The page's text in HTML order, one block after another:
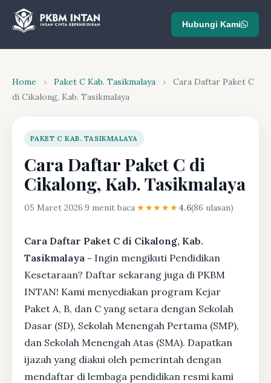
Hubungi Kami
Home › Paket C Kab. Tasikmalaya ›
Cara Daftar Paket C
di Cikalong, Kab. Tasikmalaya
PAKET C KAB. TASIKMALAYA
Cara Daftar Paket C di
Cikalong, Kab. Tasikmalaya
05 Maret 2026·9 menit baca·★★★★★4.6(86 ulasan)
Cara Daftar Paket C di Cikalong, Kab.
Tasikmalaya - Ingin mengikuti Pendidikan
Kesetaraan? Daftar sekarang juga di PKBM
INTAN! Kami menyediakan program Kejar
Paket A, B, dan C yang setara dengan Sekolah
Dasar (SD), Sekolah Menengah Pertama (SMP),
dan Sekolah Menengah Atas (SMA). Dapatkan
ijazah yang diakui oleh pemerintah dengan
mendaftar di lembaga pendidikan resmi kami